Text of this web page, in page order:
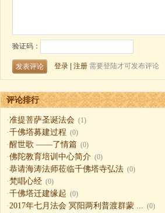
评论排行
·准提菩萨圣诞法会 (1)
·千佛塔募建过程 (0)
·醒世歌 ——了情篇 (0)
·佛陀教育培训中心简介 (0)
·恭请海涛法师莅临千佛塔寺弘法 (0)
·梵唱心经 (0)
·千佛塔迁建缘起 (0)
·2017年七月法会 冥阳两利普渡群蒙 ... (0)